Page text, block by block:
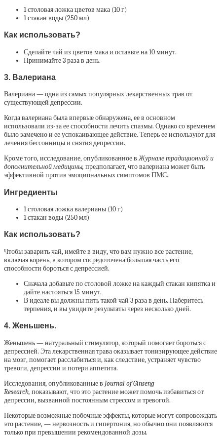
1 столовая ложка цветов мака (10 г)
1 стакан воды (250 мл)
Как использовать?
Сделайте чай из цветов мака и оставьте на 10 минут.
Принимайте 3 раза в день.
3. Валериана
Валериана — одна из самых популярных лекарственных трав от
существующей депрессии.
Когда валериана была впервые обнаружена, ее в основном
использовали из-за ее способности лечить спазмы. Однако со временем
было замечено и ее успокаивающее действие. Теперь ее используют для
лечения бессонницы и снятия депрессии.
Кроме того, исследование, опубликованное вЖурнале традиционной и
дополнительной медицины, предполагает, что валериана может быть
эффективной против эмоциональных симптомов ПМС.
Ингредиенты
1 столовая ложка валерианы (10 г)
1 стакан воды (250 мл)
Как использовать?
Чтобы заварить чай, имейте в виду, что вам нужно все растение,
включая корень, в котором сосредоточена большая часть его
способности бороться с депрессией.
Сначала добавьте по столовой ложке на каждый стакан кипятка и
дайте настояться 15 минут.
В идеале вы должны пить такой чай 3 раза в день. Наберитесь
терпения, и вы увидите результаты через несколько дней.
4. Женьшень.
Женьшень — натуральный стимулятор, который помогает бороться с
депрессией. Эта лекарственная трава оказывает тонизирующее действие
на мозг, помогает расслабиться и, как следствие, устраняет чувство
тревоги, депрессии и потери аппетита.
Исследования, опубликованные в Journal of Ginseng
Research, показывают, что это растение может помочь избавиться от
депрессии, вызванной постоянным стрессом и тревогой.
Некоторые возможные побочные эффекты, которые могут сопровождать
это растение, — нервозность и гипертония, но обычно они появляются
только при превышении рекомендованной дозы.